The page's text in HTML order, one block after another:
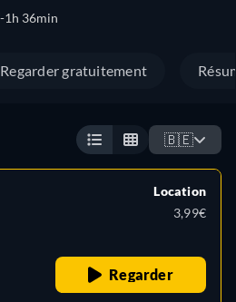
1h 36min
Regarder gratuitement
🇧🇪
Location
3,99€
Regarder